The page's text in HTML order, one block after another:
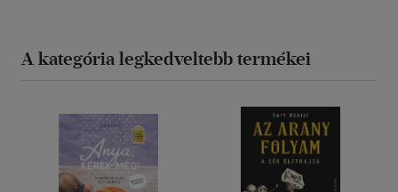
A kategória legkedveltebb termékei